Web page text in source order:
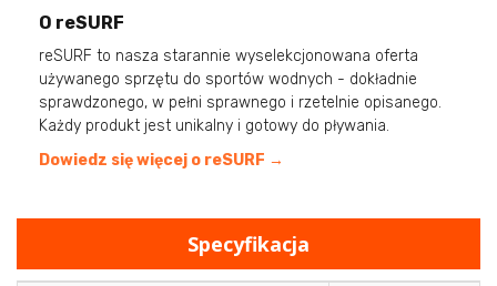
O reSURF
reSURF to nasza starannie wyselekcjonowana oferta
używanego sprzętu do sportów wodnych - dokładnie
sprawdzonego, w pełni sprawnego i rzetelnie opisanego.
Każdy produkt jest unikalny i gotowy do pływania.
Dowiedz się więcej o reSURF →
Specyfikacja